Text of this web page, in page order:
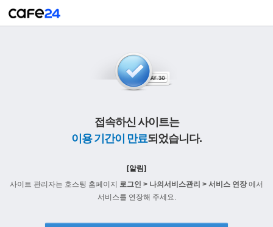
접속하신 사이트는
이용 기간이 만료되었습니다.
[알림]
사이트 관리자는 호스팅 홈페이지 로그인 > 나의서비스관리 > 서비스 연장에서
서비스를 연장해 주세요.